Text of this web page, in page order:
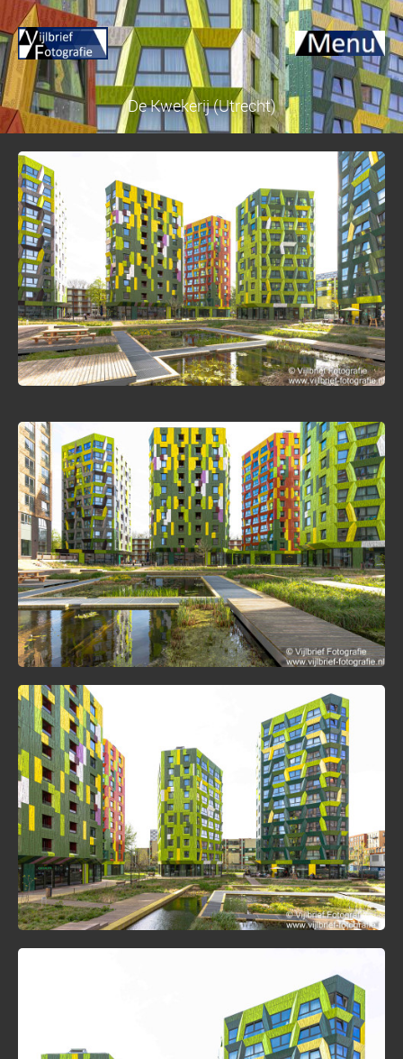
De Kwekerij (Utrecht)